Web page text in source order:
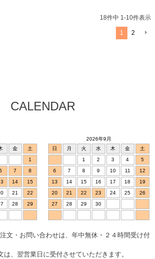
18件中 1-10件表示
1 2
CALENDAR
金
土
1
7
8
14
15
21
22
28
29
2026年9月
日
月 火 水 木 金
土
1
2 3 4
5
6
7 8 9 10 11
12
13
14 15 16 17 18
19
20
21 22 23 24 25
26
27
28 29 30
文・お問い合わせは、年中無休・２４時間受け付
は、翌営業日に受付させていただきます。